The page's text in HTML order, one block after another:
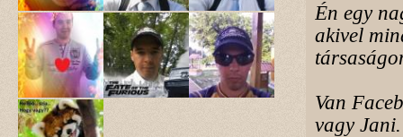
Én egy
akivel
Van
vagy Jani.